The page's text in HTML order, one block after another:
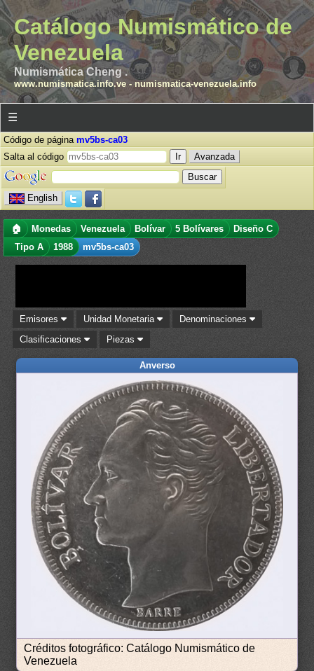
Catálogo Numismático de
Venezuela
Numismática Cheng .
www.numismatica.info.ve- numismatica-venezuela.info
☰
Código de página mv5bs-ca03
Salta al código
Avanzada
English
🏠 Monedas Venezuela Bolívar 5 Bolívares
Diseño C
Tipo A
1988 mv5bs-ca03
Emisores Unidad Monetaria
Denominaciones
Clasificaciones
Piezas
Anverso
Créditos fotográfico: Catálogo Numismático de
Venezuela